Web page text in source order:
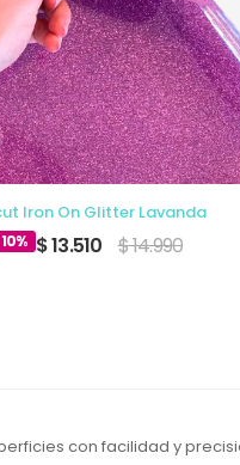
Iron On Glitter Lavanda
10% $ 13.510 $ 14.990
con facilidad y